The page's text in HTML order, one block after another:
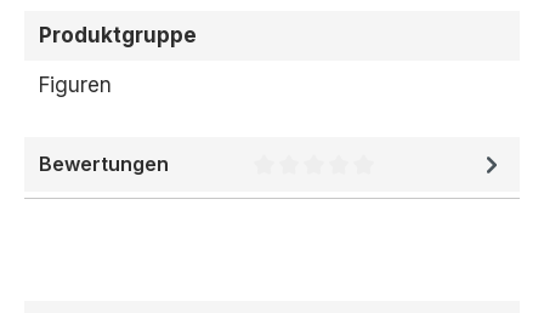
Produktgruppe
Figuren
Bewertungen
Durchschnittliche Bewertung